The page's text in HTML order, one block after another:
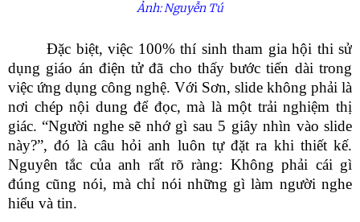
Ảnh: Nguyễn Tú
Đặc biệt, việc 100% thí sinh tham gia hội thi sử
dụng giáo án điện tử đã cho thấy bước tiến dài trong
việc ứng dụng công nghệ. Với Sơn, slide không phải là
nơi chép nội dung để đọc, mà là một trải nghiệm thị
giác. “Người nghe sẽ nhớ gì sau 5 giây nhìn vào slide
này?”, đó là câu hỏi anh luôn tự đặt ra khi thiết kế.
Nguyên tắc của anh rất rõ ràng: Không phải cái gì
đúng cũng nói, mà chỉ nói những gì làm người nghe
hiểu và tin.